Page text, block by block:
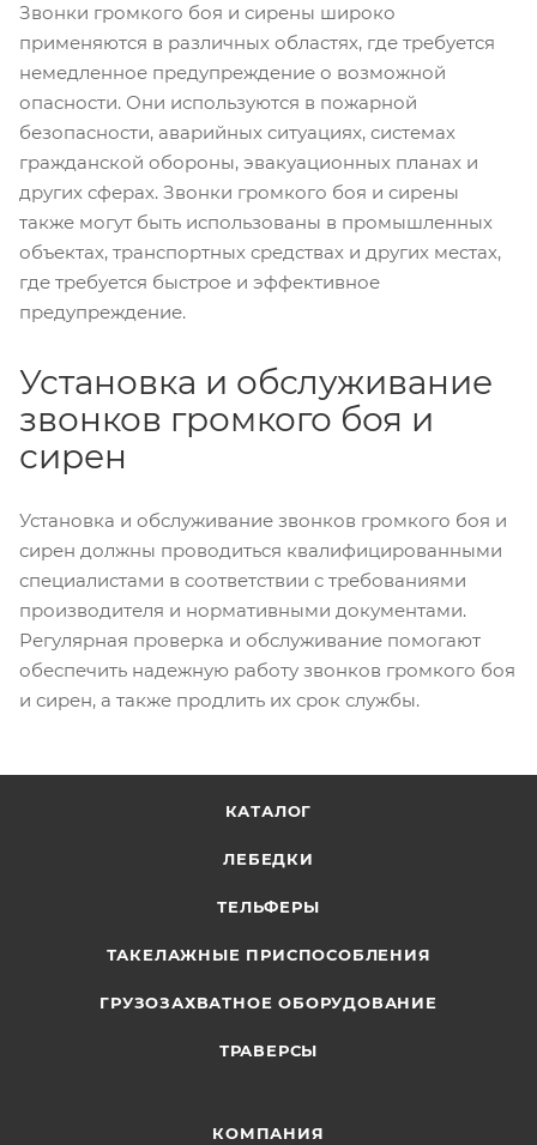
Звонки громкого боя и сирены широко
применяются в различных областях, где требуется
немедленное предупреждение о возможной
опасности. Они используются в пожарной
безопасности, аварийных ситуациях, системах
гражданской обороны, эвакуационных планах и
других сферах. Звонки громкого боя и сирены
также могут быть использованы в промышленных
объектах, транспортных средствах и других местах,
где требуется быстрое и эффективное
предупреждение.
Установка и обслуживание
звонков громкого боя и
сирен
Установка и обслуживание звонков громкого боя и
сирен должны проводиться квалифицированными
специалистами в соответствии с требованиями
производителя и нормативными документами.
Регулярная проверка и обслуживание помогают
обеспечить надежную работу звонков громкого боя
и сирен, а также продлить их срок службы.
КАТАЛОГ
ЛЕБЕДКИ
ТЕЛЬФЕРЫ
ТАКЕЛАЖНЫЕ ПРИСПОСОБЛЕНИЯ
ГРУЗОЗАХВАТНОЕ ОБОРУДОВАНИЕ
ТРАВЕРСЫ
КОМПАНИЯ